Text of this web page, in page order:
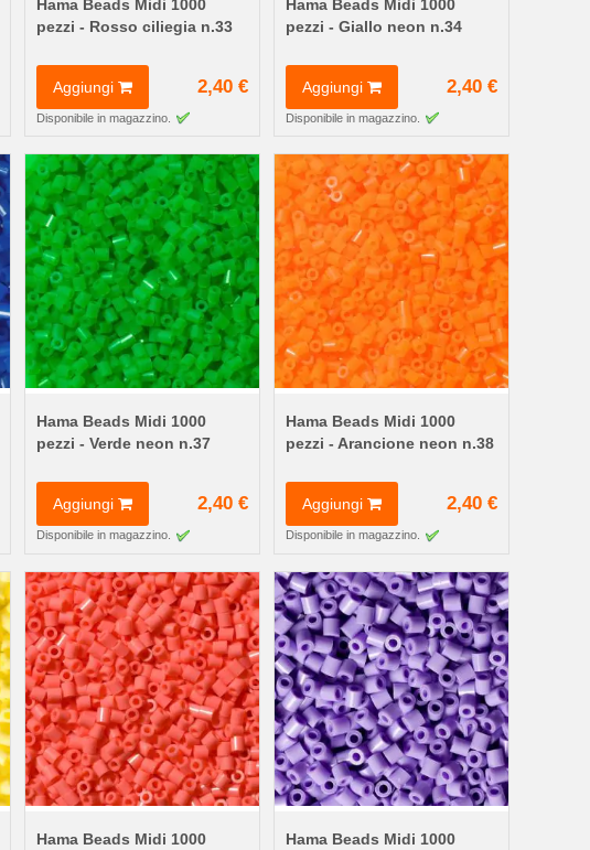
Hama Beads Midi 1000
pezzi - Rosso ciliegia n.33
Aggiungi 2,40 €
Disponibile in magazzino.
Hama Beads Midi 1000
pezzi - Giallo neon n.34
Aggiungi 2,40 €
Disponibile in magazzino.
Hama Beads Midi 1000
pezzi - Verde neon n.37
Aggiungi 2,40 €
Disponibile in magazzino.
Hama Beads Midi 1000
pezzi - Arancione neon n.38
Aggiungi 2,40 €
Disponibile in magazzino.
Hama Beads Midi 1000
Hama Beads Midi 1000